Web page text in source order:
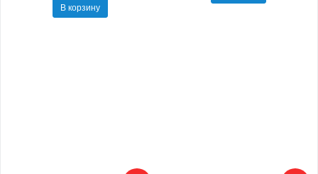
В корзину